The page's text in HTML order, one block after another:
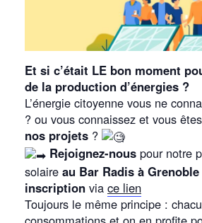
Et si c’était LE bon moment
de la production d’énergies ?
L’énergie citoyenne vous ne
? ou vous connaissez et vous
nos projets ?
Rejoignez-nous pour notre
solaire au Bar Radis à
inscription via ce lien
Toujours le même principe :